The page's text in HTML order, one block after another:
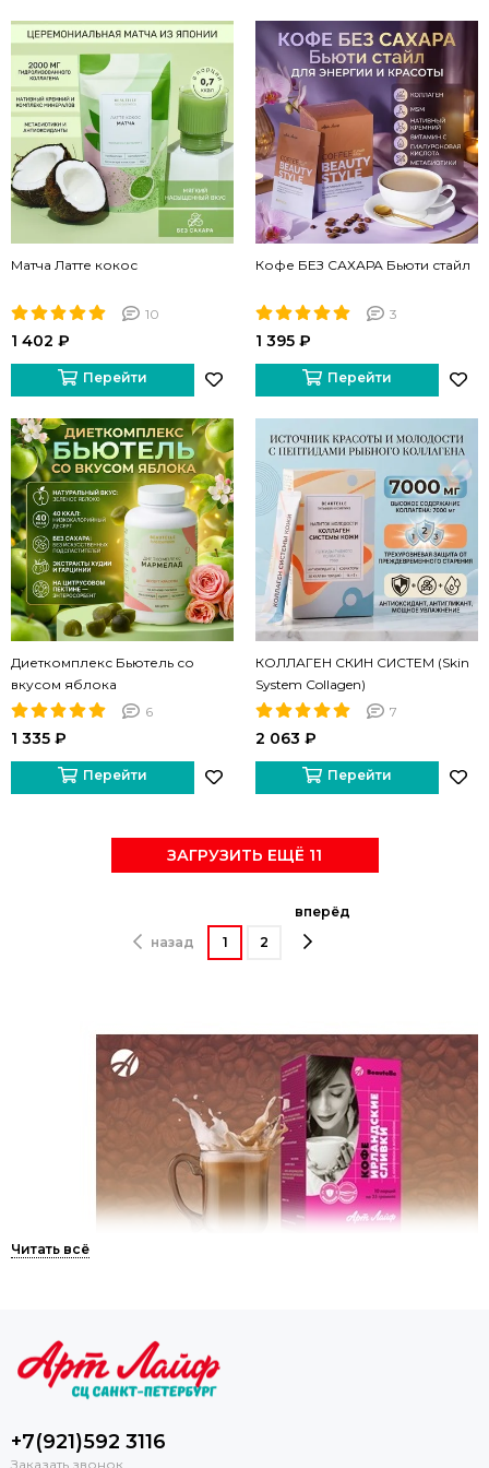
Матча Латте кокос
10
1 402 ₽
Перейти
Кофе БЕЗ САХАРА Бьюти стайл
3
1 395 ₽
Перейти
Диеткомплекс Бьютель со
вкусом яблока
6
1 335 ₽
Перейти
КОЛЛАГЕН СКИН СИСТЕМ (Skin
System Collagen)
7
2 063 ₽
Перейти
ЗАГРУЗИТЬ ЕЩЁ 11
назад 1 2
вперёд
Красота и здоровье
+7(921)592 3116
Заказать звонок